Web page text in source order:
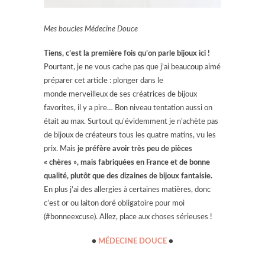
Mes boucles Médecine Douce
Tiens, c’est la première fois qu’on parle bijoux ici !
Pourtant, je ne vous cache pas que j’ai beaucoup aimé
préparer cet article : plonger dans le
monde merveilleux de ses créatrices de bijoux
favorites, il y a pire… Bon niveau tentation aussi on
était au max. Surtout qu’évidemment je n’achète pas
de bijoux de créateurs tous les quatre matins, vu les
prix. Mais je préfère avoir très peu de pièces
« chères », mais fabriquées en France et de bonne
qualité, plutôt que des dizaines de bijoux fantaisie.
En plus j’ai des allergies à certaines matières, donc
c’est or ou laiton doré obligatoire pour moi
(#bonneexcuse). Allez, place aux choses sérieuses !
● MÉDECINE DOUCE ●